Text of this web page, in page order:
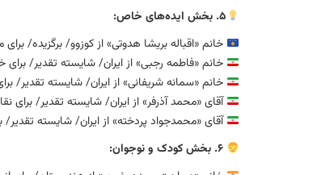
۵. بخش ایده‌های خاص:
خانم «اقباله بریشا هدوتی» از کوزوو/ برگزیده/
خانم «فاطمه رجبی» از ایران/ شایسته تقدیر/
خانم «سمانه شریفانی» از ایران/ شایسته تقدیر/
آقای «محمد آذرفر» از ایران/ شایسته تقدیر/
آقای «محمدجواد پردخته» از ایران/ شایسته